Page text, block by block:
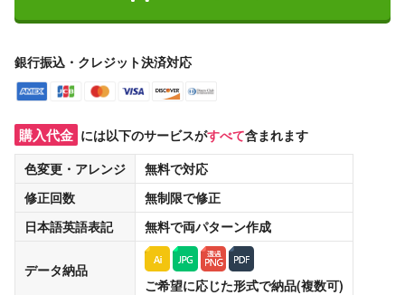
銀行振込・クレジット決済対応
購入代金 には以下のサービスがすべて含まれます
色変更・アレンジ
無料で対応
修正回数
無制限で修正
日本語英語表記
無料で両パターン作成
データ納品
ご希望に応じた形式で納品(複数可)